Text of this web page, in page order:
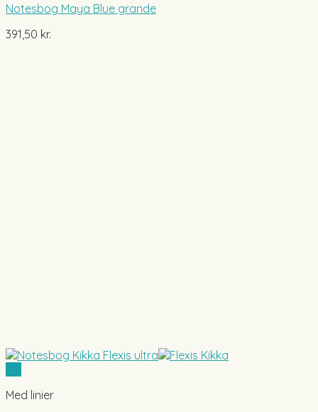
Notesbog Maya Blue grande
391,50 kr.
Med linier